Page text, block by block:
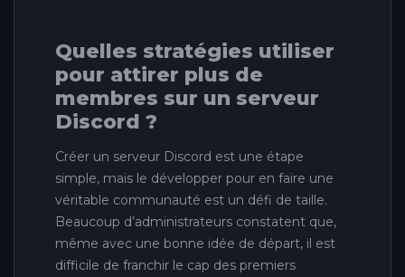
Quelles stratégies utiliser
pour attirer plus de
membres sur un serveur
Discord ?
Créer un serveur Discord est une étape
simple, mais le développer pour en faire une
véritable communauté est un défi de taille.
Beaucoup d’administrateurs constatent que,
même avec une bonne idée de départ, il est
difficile de franchir le cap des premiers